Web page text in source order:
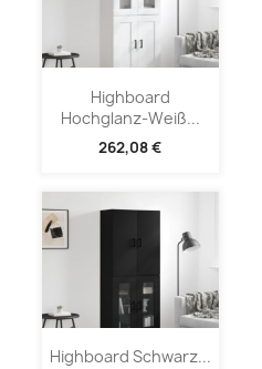
Highboard
Hochglanz-Weiß...
262,08 €
Highboard Schwarz...